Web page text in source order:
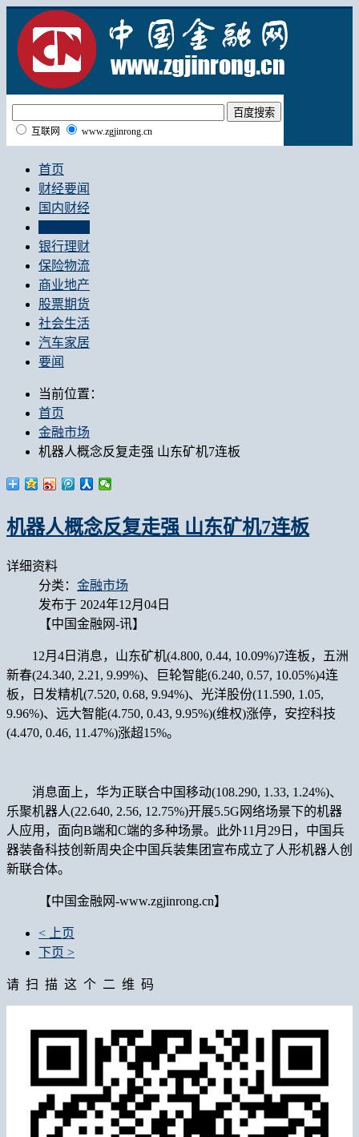
互联网 www.zgjinrong.cn
首页
财经要闻
国内财经
银行理财
保险物流
商业地产
股票期货
社会生活
汽车家居
要闻
当前位置：
首页
金融市场
机器人概念反复走强 山东矿机7连板
机器人概念反复走强 山东矿机7连板
详细资料
分类： 金融市场
发布于 2024年12月04日
【中国金融网-讯】
12月4日消息，山东矿机(4.800, 0.44, 10.09%)7连板，五洲
新春(24.340, 2.21, 9.99%)、巨轮智能(6.240, 0.57, 10.05%)4连
板，日发精机(7.520, 0.68, 9.94%)、光洋股份(11.590, 1.05,
9.96%)、远大智能(4.750, 0.43, 9.95%)(维权)涨停，安控科技
(4.470, 0.46, 11.47%)涨超15%。
消息面上，华为正联合中国移动(108.290, 1.33, 1.24%)、
乐聚机器人(22.640, 2.56, 12.75%)开展5.5G网络场景下的机器
人应用，面向B端和C端的多种场景。此外11月29日，中国兵
器装备科技创新周央企中国兵装集团宣布成立了人形机器人创
新联合体。
【中国金融网-www.zgjinrong.cn】
< 上页
下页 >
请 扫 描 这 个 二 维 码